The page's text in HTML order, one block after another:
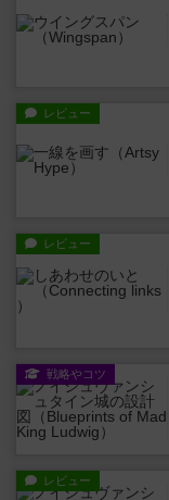
レビュー
レビュー
戦略やコツ
レビュー